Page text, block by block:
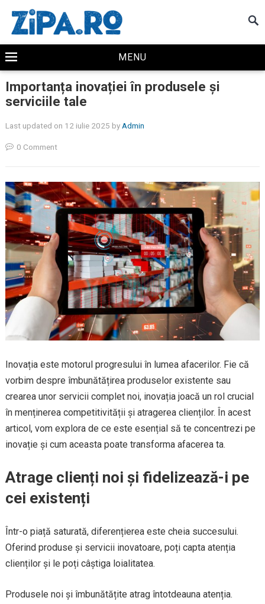
MENU
Importanța inovației în produsele și
serviciile tale
Last updated on 12 iulie 2025 by Admin
0 Comment
Inovația este motorul progresului în lumea afacerilor. Fie că
vorbim despre îmbunătățirea produselor existente sau
crearea unor servicii complet noi, inovația joacă un rol crucial
în menținerea competitivității și atragerea clienților. În acest
articol, vom explora de ce este esențial să te concentrezi pe
inovație și cum aceasta poate transforma afacerea ta.
Atrage clienți noi și fidelizează-i pe
cei existenți
Într-o piață saturată, diferențierea este cheia succesului.
Oferind produse și servicii inovatoare, poți capta atenția
clienților și le poți câștiga loialitatea.
Produsele noi și îmbunătățite atrag întotdeauna atenția.